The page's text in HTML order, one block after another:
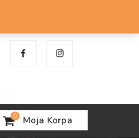
Moja Korpa
0